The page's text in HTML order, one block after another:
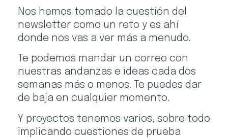
Nos hemos tomado la cuestión del
newsletter como un reto y es ahí
donde nos vas a ver más a menudo.
Te podemos mandar un correo con
nuestras andanzas e ideas cada dos
semanas más o menos. Te puedes dar
de baja en cualquier momento.
Y proyectos tenemos varios, sobre todo
implicando cuestiones de prueba